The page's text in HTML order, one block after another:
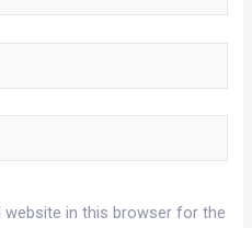
website in this browser for the